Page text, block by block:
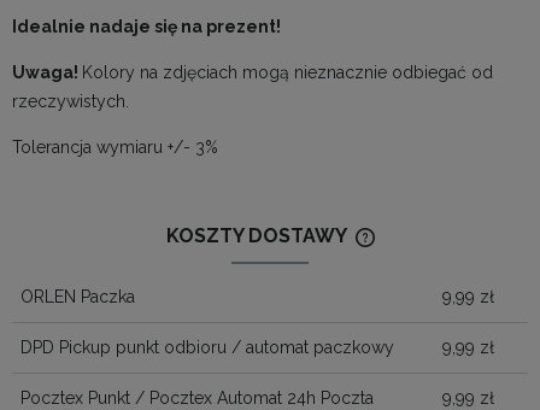
Idealnie nadaje się na prezent!
Uwaga! Kolory na zdjęciach mogą nieznacznie odbiegać od
rzeczywistych.
Tolerancja wymiaru +/- 3%
KOSZTY DOSTAWY
ORLEN Paczka 9,99 zł
DPD Pickup punkt odbioru / automat paczkowy 9,99 zł
Pocztex Punkt / Pocztex Automat 24h Poczta 9,99 zł